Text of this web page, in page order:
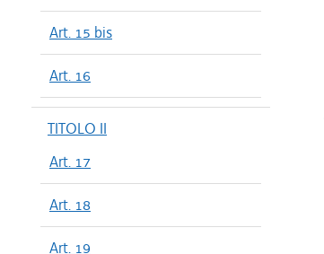
Art. 15 bis
Art. 16
TITOLO II
Art. 17
Art. 18
Art. 19